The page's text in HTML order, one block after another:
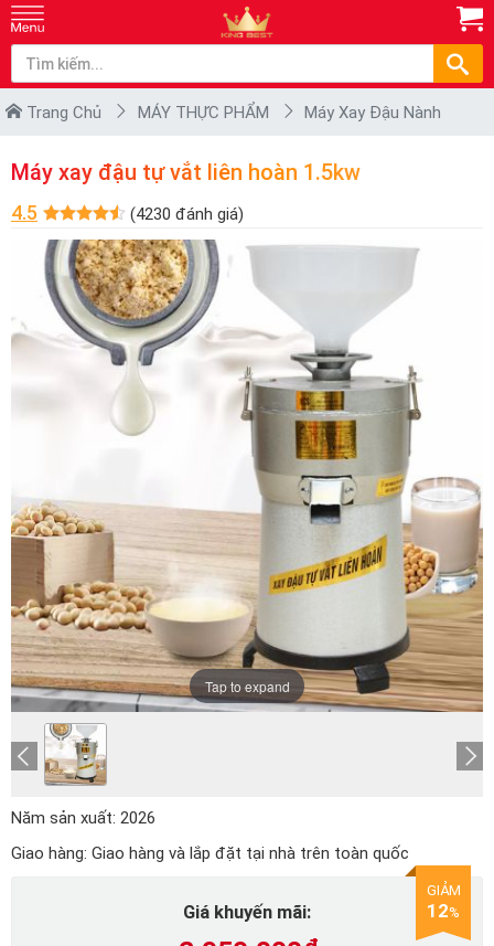
Trang Chủ MÁY THỰC PHẨM Máy Xay Đậu Nành
Máy xay đậu tự vắt liên hoàn 1.5kw
4.5 (4230 đánh giá)
Tap to expand
Năm sản xuất: 2026
Giao hàng: Giao hàng và lắp đặt tại nhà trên toàn quốc
Giá khuyến mãi:
GIẢM
12%